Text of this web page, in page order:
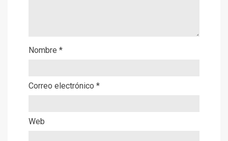
Nombre *
Correo electrónico *
Web